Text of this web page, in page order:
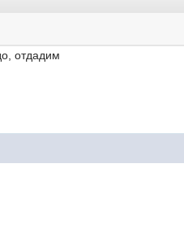
отдадим